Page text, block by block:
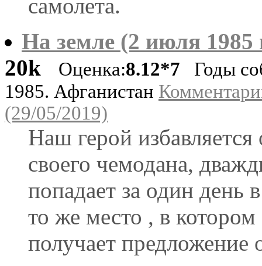
самолета.
На земле (2 июля 1985
20k
Оценка:8.12*7 Годы
1985. Афганистан
(29/05/2019)
Наш герой избавляется
своего чемодана,
попадает за один день
то же место , в котором
получает предложение